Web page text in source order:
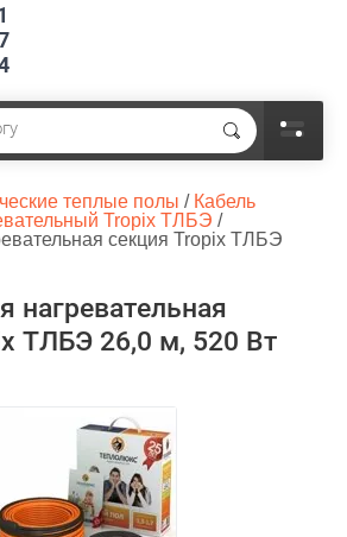
теплые полы / Кабель
Tropix ТЛБЭ /
секция Tropix ТЛБЭ
нагревательная
ТЛБЭ 26,0 м, 520 Вт